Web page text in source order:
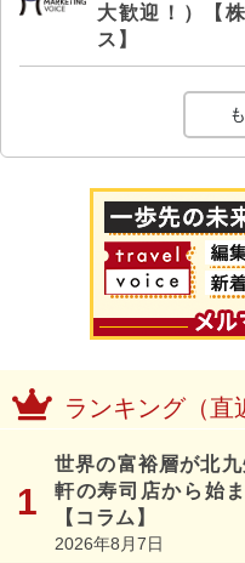
大歓迎！）【
ス】
ランキング（直
世界の富裕層が北
軒の寿司店から始
【コラム】
2026年8月7日